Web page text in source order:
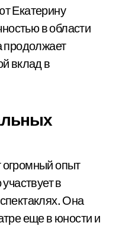
Екатерину
в области
продолжает
вклад в
огромный опыт
в
Она
еще в юности и